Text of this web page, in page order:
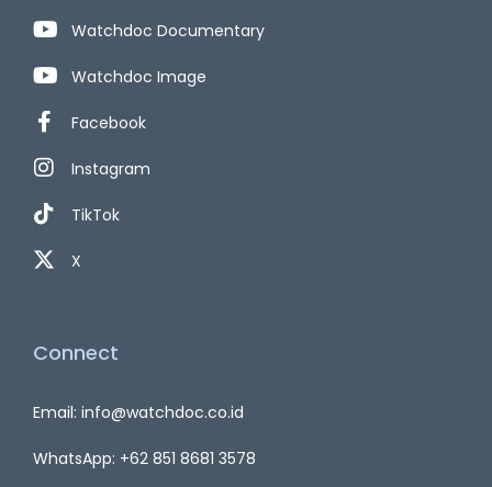
Watchdoc Documentary
Watchdoc Image
Facebook
Instagram
TikTok
X
Connect
Email: info@watchdoc.co.id
WhatsApp: +62 851 8681 3578